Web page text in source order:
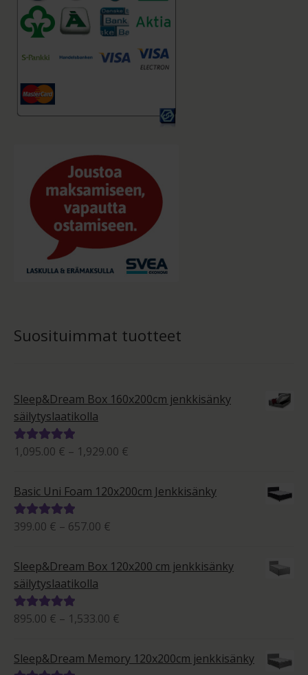
Suosituimmat tuotteet
Sleep&Dream Box 160x200cm jenkkisänky
säilytyslaatikolla
Arvostelu
1,095.00 € – 1,929.00 €
-
1,929.00 €
Basic Uni Foam 120x200cm Jenkkisänky
Arvostelu
399.00 € – 657.00 €
-
Sleep&Dream Box 120x200 cm jenkkisänky
säilytyslaatikolla
Arvostelu
895.00 € – 1,533.00 €
1,533.00 €
Sleep&Dream Memory 120x200cm jenkkisänky